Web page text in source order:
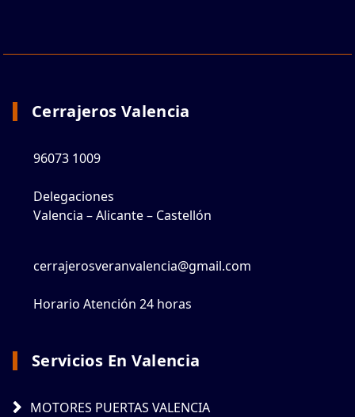
Cerrajeros Valencia
96073 1009
Delegaciones
Valencia – Alicante – Castellón
cerrajerosveranvalencia@gmail.com
Horario Atención 24 horas
Servicios En Valencia
MOTORES PUERTAS VALENCIA